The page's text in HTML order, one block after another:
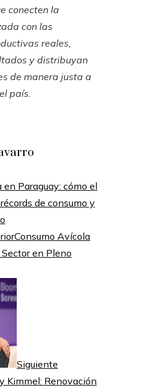
conecten la
con las
reales,
y distribuyan
de manera justa a
país.
Consumo Avícola
en Pleno
Siguiente
Kimmel: Renovación